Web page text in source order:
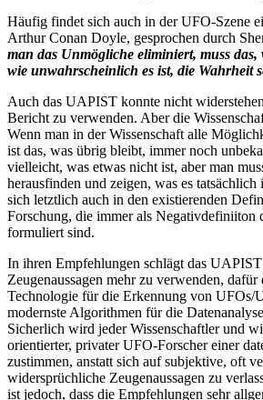
Häufig findet sich auch in der UFO-Szene
Arthur Conan Doyle, gesprochen durch
man das Unmögliche eliminiert, muss
wie unwahrscheinlich es ist, die Wahrheit
Auch das UAPIST konnte nicht
Bericht zu verwenden. Aber die
Wenn man in der Wissenschaft alle
ist das, was übrig bleibt, immer noch
vielleicht, was etwas nicht ist, aber man
herausfinden und zeigen, was es tatsächlich
sich letztlich auch in den existierenden
Forschung, die immer als Negativdefiniiton
formuliert sind.
In ihren Empfehlungen schlägt das
Zeugenaussagen mehr zu verwenden, dafür
Technologie für die Erkennung von UFOs/
modernste Algorithmen für die
Sicherlich wird jeder Wissenschaftler und
orientierter, privater UFO-Forscher einer
zustimmen, anstatt sich auf subjektive, oft
widersprüchliche Zeugenaussagen zu
ist jedoch, dass die Empfehlungen sehr